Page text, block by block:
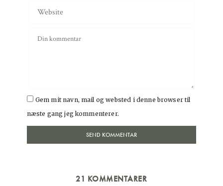
Gem mit navn, mail og websted i denne browser til
næste gang jeg kommenterer.
21 KOMMENTARER